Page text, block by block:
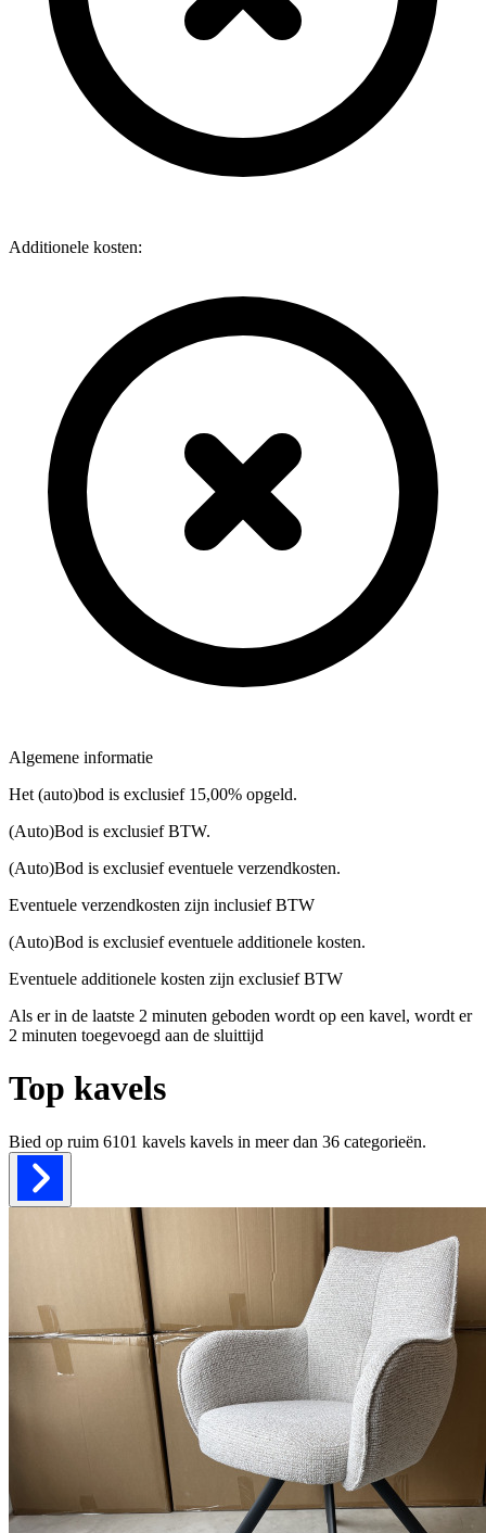
Additionele kosten:
Algemene informatie
Het (auto)bod is exclusief 15,00% opgeld.
(Auto)Bod is exclusief BTW.
(Auto)Bod is exclusief eventuele verzendkosten.
Eventuele verzendkosten zijn inclusief BTW
(Auto)Bod is exclusief eventuele additionele kosten.
Eventuele additionele kosten zijn exclusief BTW
Als er in de laatste 2 minuten geboden wordt op een kavel, wordt er
2 minuten toegevoegd aan de sluittijd
Top kavels
Bied op ruim 6101 kavels kavels in meer dan 36 categorieën.